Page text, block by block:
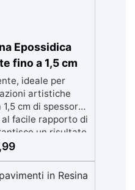
Epossidica
fino a 1,5 cm
ideale per
artistiche
cm di spessore.
facile rapporto di
un risultato
viscosità per
metallo e altri
post-catalisi